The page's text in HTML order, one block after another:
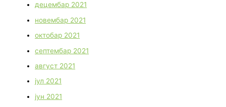
децембар 2021
новембар 2021
октобар 2021
септембар 2021
август 2021
јул 2021
јун 2021